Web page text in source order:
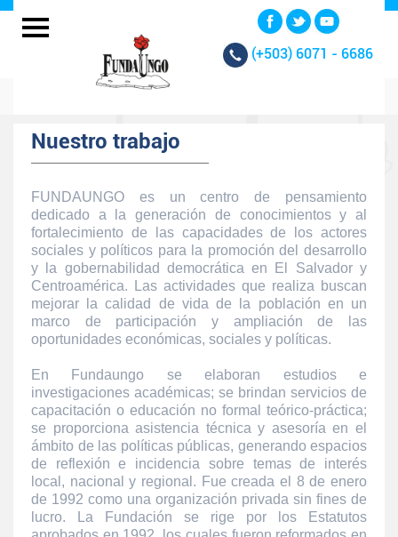
(+503) 6071 - 6686
Nuestro trabajo
FUNDAUNGO es un centro de pensamiento
dedicado a la generación de conocimientos y al
fortalecimiento de las capacidades de los actores
sociales y políticos para la promoción del desarrollo
y la gobernabilidad democrática en El Salvador y
Centroamérica. Las actividades que realiza buscan
mejorar la calidad de vida de la población en un
marco de participación y ampliación de las
oportunidades económicas, sociales y políticas.
En Fundaungo se elaboran estudios e
investigaciones académicas; se brindan servicios de
capacitación o educación no formal teórico-práctica;
se proporciona asistencia técnica y asesoría en el
ámbito de las políticas públicas, generando espacios
de reflexión e incidencia sobre temas de interés
local, nacional y regional. Fue creada el 8 de enero
de 1992 como una organización privada sin fines de
lucro. La Fundación se rige por los Estatutos